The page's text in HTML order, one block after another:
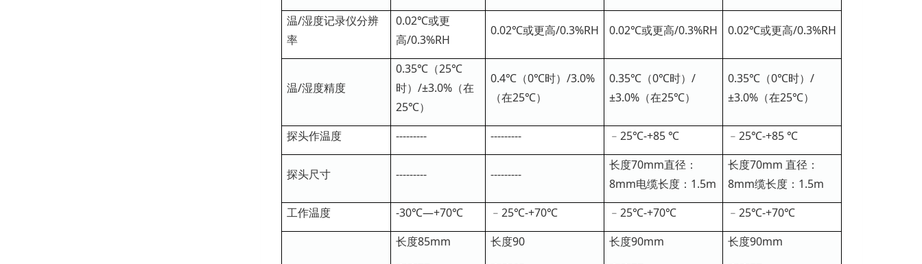
温/湿度记录仪分辨
率
0.02℃或更
高/0.3%RH
0.02℃或更高/0.3%RH 0.02℃或更高/0.3%RH 0.02℃或更高/0.3%RH
温/湿度精度
0.35℃（25℃
时）/±3.0%（在
25℃）
0.4℃（0℃时）/3.0%
（在25℃）
0.35℃（0℃时）/
±3.0%（在25℃）
0.35℃（0℃时）/
±3.0%（在25℃）
探头作温度 --------- --------- ﹣25℃-+85 ℃ ﹣25℃-+85 ℃
探头尺寸 --------- ---------
长度70mm直径：
8mm电缆长度：1.5m
长度70mm 直径：
8mm缆长度：1.5m
工作温度
-30℃—+70℃ ﹣25℃-+70℃ ﹣25℃-+70℃ ﹣25℃-+70℃
长度85mm
长度90
长度90mm
长度90mm